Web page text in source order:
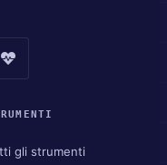
gli strumenti